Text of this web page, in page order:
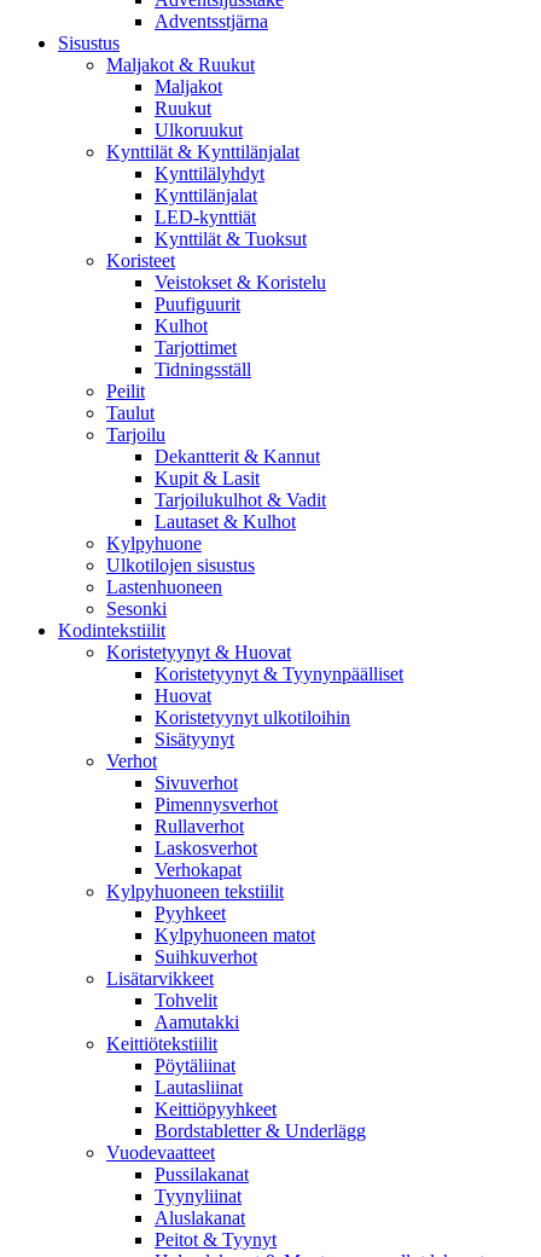
Adventsstjärna
Sisustus
Maljakot & Ruukut
Maljakot
Ruukut
Ulkoruukut
Kynttilät & Kynttilänjalat
Kynttilälyhdyt
Kynttilänjalat
LED-kynttiät
Kynttilät & Tuoksut
Koristeet
Veistokset & Koristelu
Puufiguurit
Kulhot
Tarjottimet
Tidningsställ
Peilit
Taulut
Tarjoilu
Dekantterit & Kannut
Kupit & Lasit
Tarjoilukulhot & Vadit
Lautaset & Kulhot
Kylpyhuone
Ulkotilojen sisustus
Lastenhuoneen
Sesonki
Kodintekstiilit
Koristetyynyt & Huovat
Koristetyynyt & Tyynynpäälliset
Huovat
Koristetyynyt ulkotiloihin
Sisätyynyt
Verhot
Sivuverhot
Pimennysverhot
Rullaverhot
Laskosverhot
Verhokapat
Kylpyhuoneen tekstiilit
Pyyhkeet
Kylpyhuoneen matot
Suihkuverhot
Lisätarvikkeet
Tohvelit
Aamutakki
Keittiötekstiilit
Pöytäliinat
Lautasliinat
Keittiöpyyhkeet
Bordstabletter & Underlägg
Vuodevaatteet
Pussilakanat
Tyynyliinat
Aluslakanat
Peitot & Tyynyt